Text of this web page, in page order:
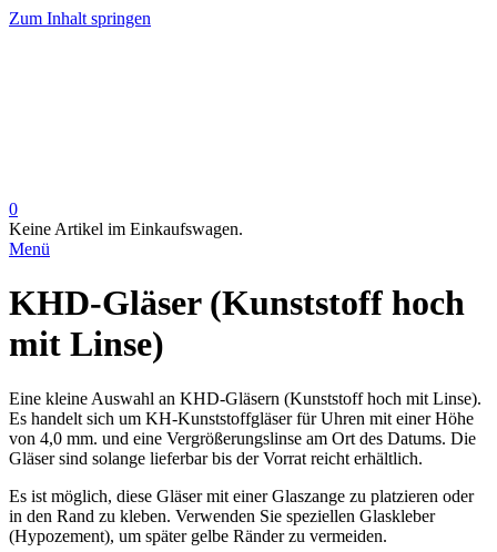
Zum Inhalt springen
0
Keine Artikel im Einkaufswagen.
Menü
KHD-Gläser (Kunststoff hoch
mit Linse)
Eine kleine Auswahl an KHD-Gläsern (Kunststoff hoch mit Linse).
Es handelt sich um KH-Kunststoffgläser für Uhren mit einer Höhe
von 4,0 mm. und eine Vergrößerungslinse am Ort des Datums. Die
Gläser sind solange lieferbar bis der Vorrat reicht erhältlich.
Es ist möglich, diese Gläser mit einer Glaszange zu platzieren oder
in den Rand zu kleben. Verwenden Sie speziellen Glaskleber
(Hypozement), um später gelbe Ränder zu vermeiden.